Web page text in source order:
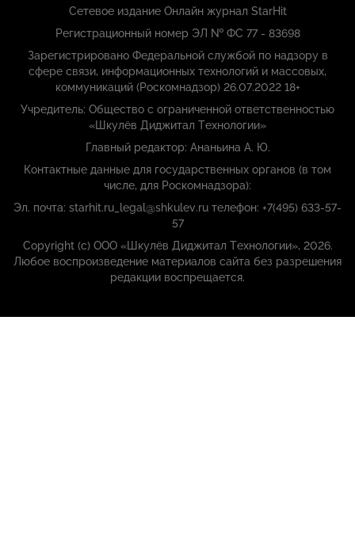
Сетевое издание Онлайн журнал StarHit
Регистрационный номер ЭЛ № ФС 77 - 83698
Зарегистрировано Федеральной службой по надзору в
сфере связи, информационных технологий и массовых,
коммуникаций (Роскомнадзор) 26.07.2022 18+
Учредитель: Общество с ограниченной ответственностью
«Шкулёв Диджитал Технологии»
Главный редактор: Ананьина А. Ю.
Контактные данные для государственных органов (в том
числе, для Роскомнадзора):
Эл. почта: starhit.ru_legal@shkulev.ru телефон: +7(495) 633-57-
57
Copyright (с) ООО «Шкулёв Диджитал Технологии», 2026.
Любое воспроизведение материалов сайта без разрешения
редакции воспрещается.